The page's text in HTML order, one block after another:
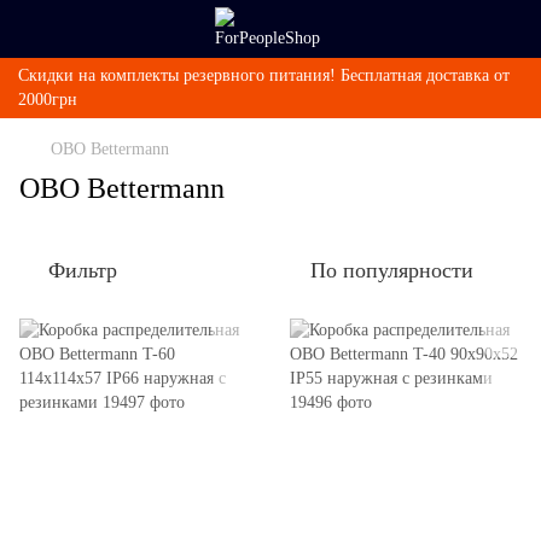
Скидки на комплекты резервного питания! Бесплатная доставка от
2000грн
OBO Bettermann
OBO Bettermann
Фильтр По популярности